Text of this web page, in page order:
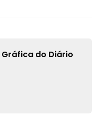
Gráfica do Diário